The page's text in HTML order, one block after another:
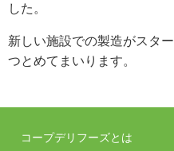
した。
新しい施設での製造がスタ
つとめてまいります。
コープデリフーズとは